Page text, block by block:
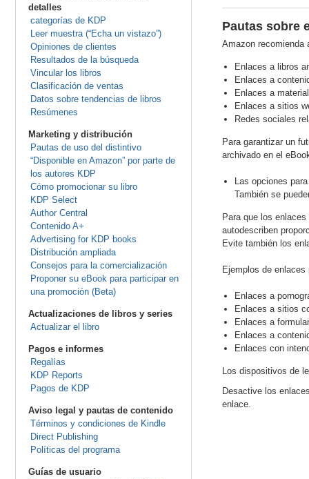
detalles
categorías de KDP
Leer muestra (“Echa un vistazo”)
Opiniones de clientes
Resultados de la búsqueda
Vincular los libros
Clasificación de ventas
Datos sobre tendencias de libros
Resúmenes
Marketing y distribución
Pautas de uso del distintivo
“Disponible en Amazon” por parte de
los autores KDP
Cómo promocionar su libro
KDP Select
Author Central
Contenido A+
Advertising for KDP books
Distribución ampliada
Consejos para la comercialización
Proponer su eBook para participar en
una promoción (Beta)
Actualizaciones de libros y series
Actualizar el libro
Pagos e informes
Regalías
KDP Reports
Pagos de KDP
Aviso legal y pautas de contenido
Términos y condiciones de Kindle
Direct Publishing
Políticas del programa
Guías de usuario
Pautas sobre
Amazon recomienda
Enlaces a libros
Enlaces a
Enlaces a
Enlaces a sitios
Redes sociales
Para garantizar un
archivado en el
Las opciones
También se
Para que los
autodescriben
Evite también los
Ejemplos de enlaces
Enlaces a
Enlaces a sitios
Enlaces a
Enlaces a
Enlaces con
Los dispositivos de
Desactive los
enlace.